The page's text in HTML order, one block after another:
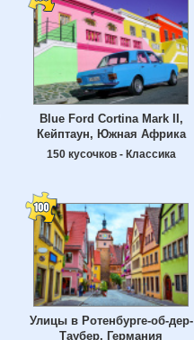
Blue Ford Cortina Mark II,
Кейптаун, Южная Африка
150 кусочков - Классика
Улицы в Ротенбурге-об-дер-
Таубер, Германия